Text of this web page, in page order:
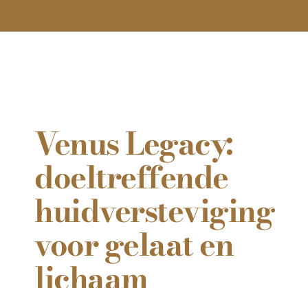
Venus Legacy:
doeltreffende
huidversteviging
voor gelaat en
lichaam